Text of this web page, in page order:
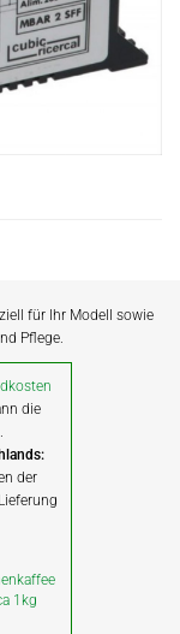
für Ihr Modell sowie
Pflege.
die
der
1kg